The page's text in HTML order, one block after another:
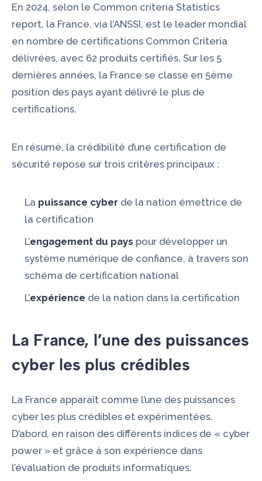
En 2024, selon le Common criteria Statistics
report, la France, via l’ANSSI, est le leader mondial
en nombre de certifications Common Criteria
délivrées, avec 62 produits certifiés. Sur les 5
dernières années, la France se classe en 5ème
position des pays ayant délivré le plus de
certifications.
En résumé, la crédibilité d’une certification de
sécurité repose sur trois critères principaux :
La puissance cyber de la nation émettrice de
la certification
L’engagement du pays pour développer un
système numérique de confiance, à travers son
schéma de certification national
L’expérience de la nation dans la certification
La France, l’une des puissances
cyber les plus crédibles
La France apparaît comme l’une des puissances
cyber les plus crédibles et expérimentées.
D’abord, en raison des différents indices de « cyber
power » et grâce à son expérience dans
l’évaluation de produits informatiques.